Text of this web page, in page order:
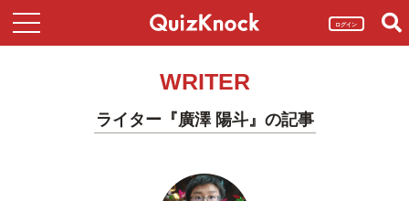
ログイン
WRITER
ライター『廣澤 陽斗』の記事